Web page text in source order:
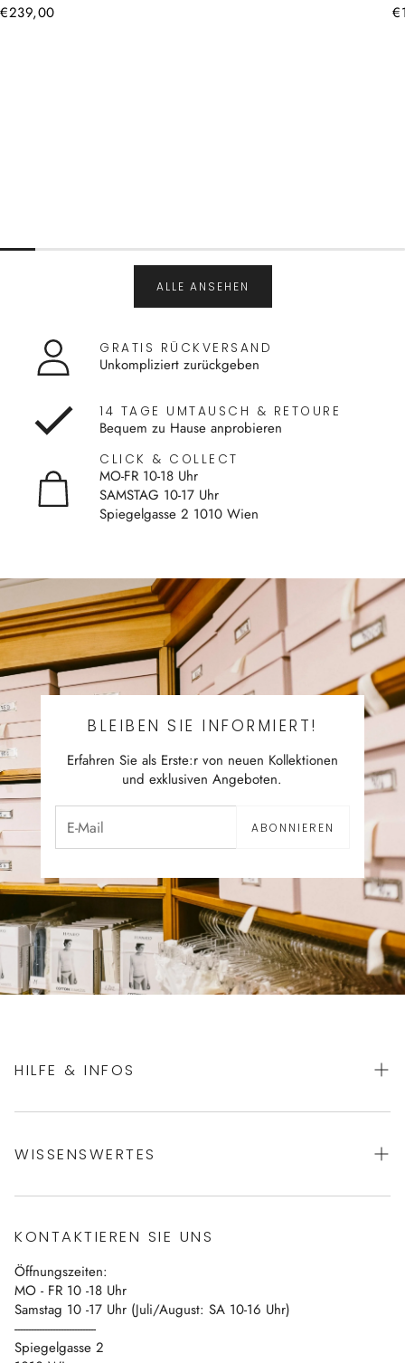
Normaler
€239,00
ALLE ANSEHEN
GRATIS RÜCKVERSAND
Unkompliziert zurückgeben
14 TAGE UMTAUSCH & RETOURE
Bequem zu Hause anprobieren
CLICK & COLLECT
MO-FR 10-18 Uhr
SAMSTAG 10-17 Uhr
Spiegelgasse 2 1010 Wien
BLEIBEN SIE INFORMIERT!
Erfahren Sie als Erste:r von neuen Kollektionen
und exklusiven Angeboten.
ABONNIEREN
HILFE & INFOS
Datenschutz
Impressum
Vertrag widerrufen
WISSENSWERTES
Blog
Kontakt
KONTAKTIEREN SIE UNS
Öffnungszeiten:
MO - FR 10 -18 Uhr
Samstag 10 -17 Uhr (Juli/August: SA 10-16 Uhr)
------------------------------
Spiegelgasse 2